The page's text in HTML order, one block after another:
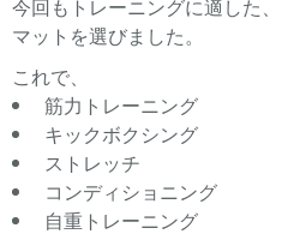
今回もトレーニングに適した
マットを選びました。
これで、
筋力トレーニング
キックボクシング
ストレッチ
コンディショニング
自重トレーニング